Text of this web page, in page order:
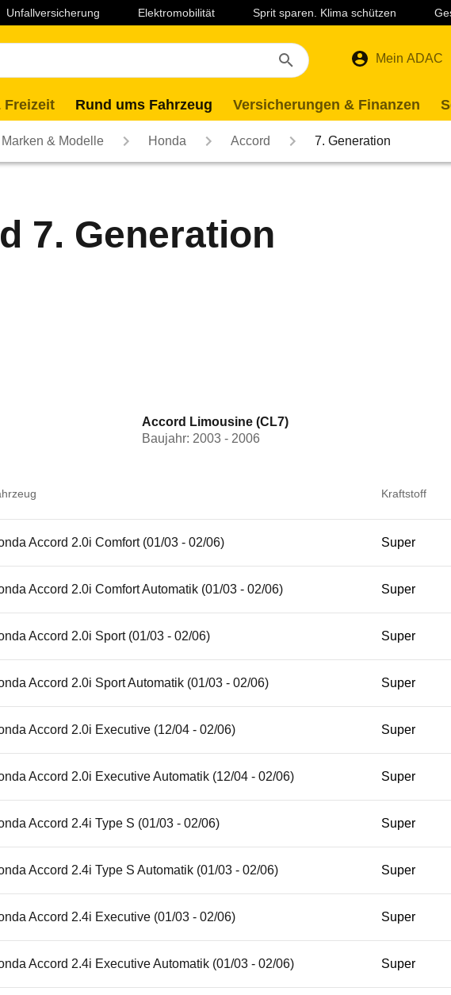
Unfallversicherung Elektromobilität Sprit sparen. Klima schützen
Mein ADAC
Freizeit Rund ums Fahrzeug Versicherungen & Finanzen
Marken & Modelle Honda Accord 7. Generation
7. Generation
Accord Limousine (CL7)
Baujahr: 2003 - 2006
Kraftstoff
Accord 2.0i Comfort (01/03 - 02/06) Super
Accord 2.0i Comfort Automatik (01/03 - 02/06) Super
Accord 2.0i Sport (01/03 - 02/06) Super
Accord 2.0i Sport Automatik (01/03 - 02/06) Super
Accord 2.0i Executive (12/04 - 02/06) Super
Accord 2.0i Executive Automatik (12/04 - 02/06) Super
Accord 2.4i Type S (01/03 - 02/06) Super
Accord 2.4i Type S Automatik (01/03 - 02/06) Super
Accord 2.4i Executive (01/03 - 02/06) Super
Accord 2.4i Executive Automatik (01/03 - 02/06) Super